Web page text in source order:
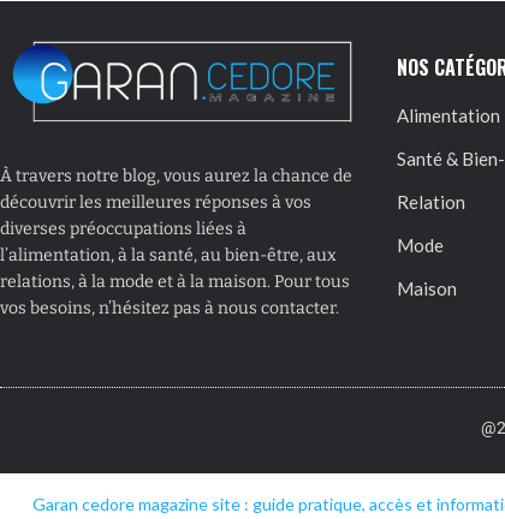
À travers notre blog, vous aurez la chance de
découvrir les meilleures réponses à vos
diverses préoccupations liées à
l’alimentation, à la santé, au bien-être, aux
relations, à la mode et à la maison. Pour tous
vos besoins, n’hésitez pas à nous contacter.
NOS
Alimentation
Santé &
Relation
Mode
Maison
Garan cedore magazine site : guide pratique, accès et